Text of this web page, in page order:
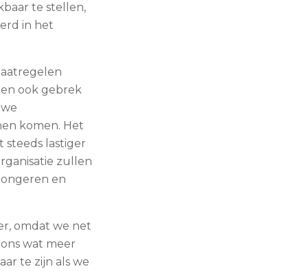
te stellen,
in het
ook gebrek
komen. Het
lastiger
zullen
en
omdat we net
wat meer
te zijn als we